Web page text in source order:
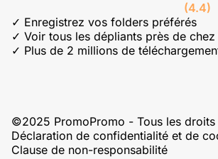
(4.4)
✓ Enregistrez vos folders préférés
✓ Voir tous les dépliants près de
✓ Plus de 2 millions de
©2025 PromoPromo - Tous les droits
Déclaration de confidentialité et de
Clause de non-responsabilité